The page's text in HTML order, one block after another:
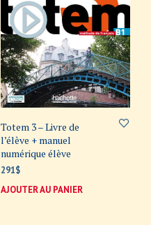
Totem 3 – Livre de
l’élève + manuel
numérique élève
291$
AJOUTER AU PANIER